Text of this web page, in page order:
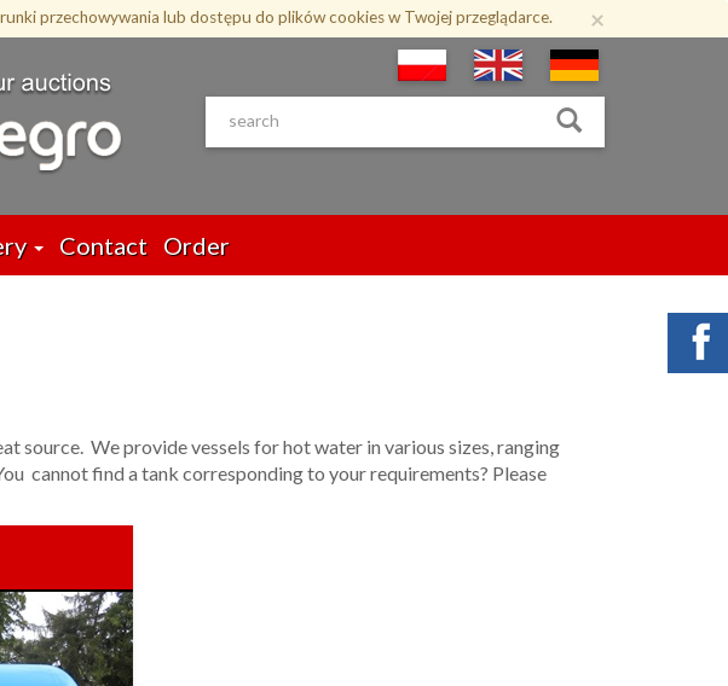
×
przechowywania lub dostępu do plików cookies w Twojej przeglądarce.
Contact Order
source. We provide vessels for hot water in various sizes, ranging
cannot find a tank corresponding to your requirements? Please